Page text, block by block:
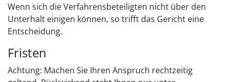
Wenn sich die Verfahrensbeteiligten nicht über den
Unterhalt einigen können, so trifft das Gericht eine
Entscheidung.
Fristen
Achtung: Machen Sie Ihren Anspruch rechtzeitig